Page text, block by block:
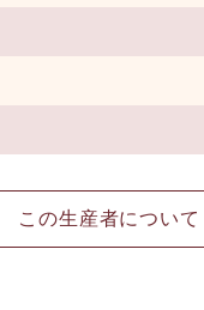
この生産者について